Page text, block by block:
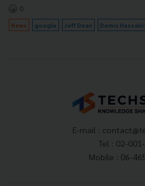
0
News google Jeff Dean Demis
E-mail :
Tel : 02-
Mobile : 06-